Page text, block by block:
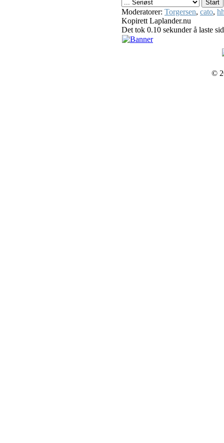
Moderatorer: Torgersen, cato,
Kopirett Laplander.nu
Det tok 0.10 sekunder å laste
©